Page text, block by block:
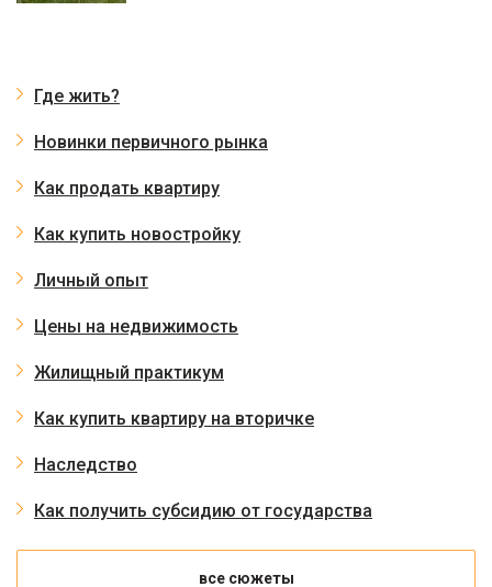
Где жить?
Новинки первичного рынка
Как продать квартиру
Как купить новостройку
Личный опыт
Цены на недвижимость
Жилищный практикум
Как купить квартиру на вторичке
Наследство
Как получить субсидию от государства
все сюжеты